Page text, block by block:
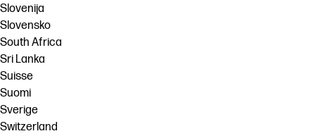
Slovenija
Slovensko
South Africa
Sri Lanka
Suisse
Suomi
Sverige
Switzerland